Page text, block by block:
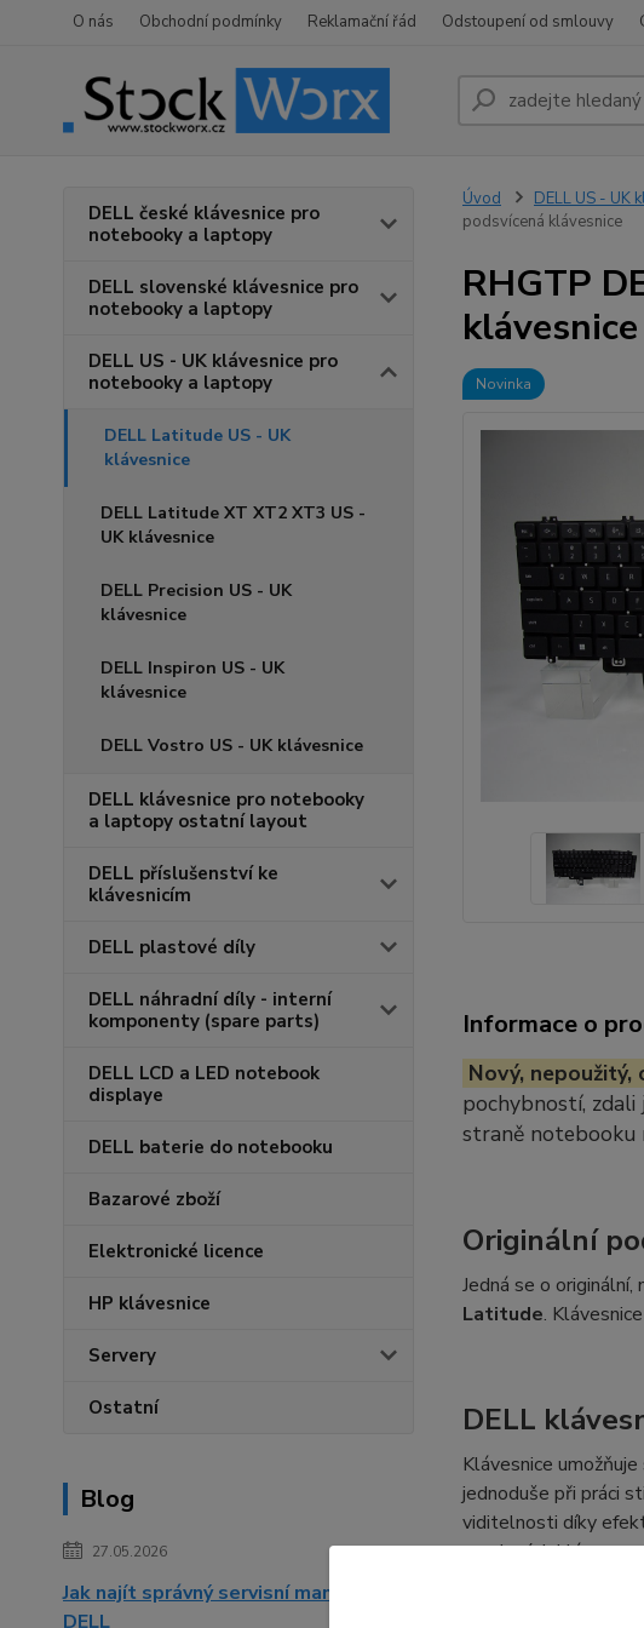
O nás Obchodní podmínky Reklamační řád Odstoupení od smlouvy
DELL české klávesnice pro
notebooky a laptopy
DELL slovenské klávesnice pro
notebooky a laptopy
DELL US - UK klávesnice pro
notebooky a laptopy
DELL Latitude US - UK
klávesnice
DELL Latitude XT XT2 XT3 US -
UK klávesnice
DELL Precision US - UK
klávesnice
DELL Inspiron US - UK
klávesnice
DELL Vostro US - UK klávesnice
DELL klávesnice pro notebooky
a laptopy ostatní layout
DELL příslušenství ke
klávesnicím
DELL plastové díly
DELL náhradní díly - interní
komponenty (spare parts)
DELL LCD a LED notebook
displaye
DELL baterie do notebooku
Bazarové zboží
Elektronické licence
HP klávesnice
Servery
Ostatní
Blog
27.05.2026
Jak najít správný servisní manuál pro
DELL
Úvod DELL US - UK
podsvícená klávesnice
RHGTP
klávesnice
Novinka
Informace o
Nový,
pochybností,
straně notebooku
Originální
Jedná se o originální,
Latitude.
DELL
Klávesnice
jednoduše při práci
viditelnosti díky
uvedených kláves.